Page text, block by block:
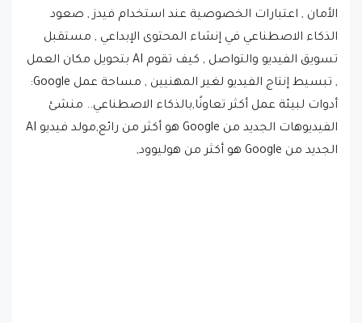
الذكاء الاصطناعي في إنشاء المحتوى الإبداعي , مستقبل
تسويق الفيديو والتواصل , كيف تقوم AI بتحويل مكان العمل
أدوات لبيئة عمل أكثر تعاونًا,بالذكاء الاصطناعي.. منشئ
الجديد من Google هو أكثر من هوليوود,